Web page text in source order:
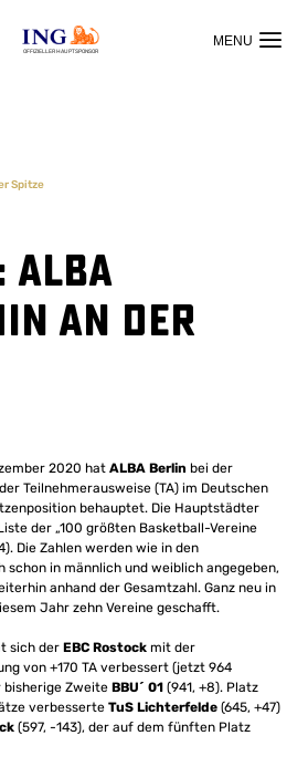
OFFIZIELLER HAUPTSPONSOR
Spitze
ALBA
an der
2020 hat ALBA Berlin bei der
Teilnehmerausweise (TA) im Deutschen
behauptet. Die Hauptstädter
der „100 größten Basketball-Vereine
Die Zahlen werden wie in den
schon in männlich und weiblich angegeben,
anhand der Gesamtzahl. Ganz neu in
Jahr zehn Vereine geschafft.
sich der EBC Rostock mit der
von +170 TA verbessert (jetzt 964
Zweite BBU´ 01 (941, +8). Platz
verbesserte TuS Lichterfelde (645, +47)
(597, -143), der auf dem fünften Platz